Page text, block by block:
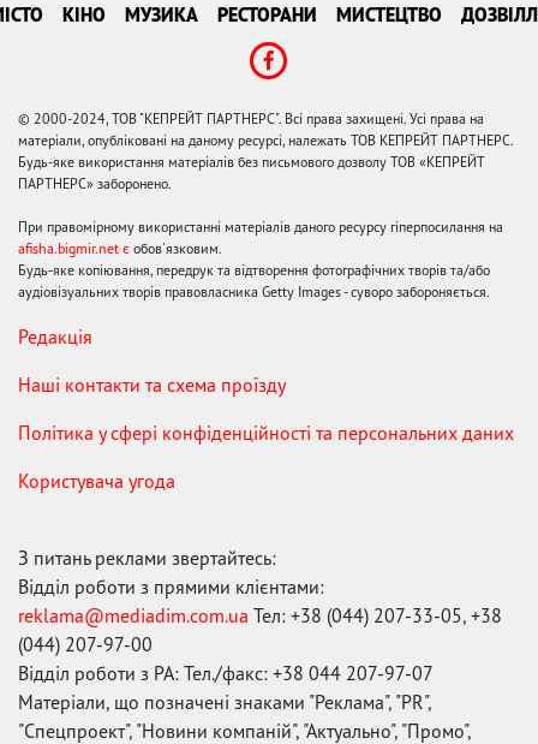
КІНО МУЗИКА РЕСТОРАНИ МИСТЕЦТВО
© 2000-2024, ТОВ "КЕПРЕЙТ ПАРТНЕРС". Всі права захищені. Усі права на
матеріали, опубліковані на даному ресурсі, належать ТОВ КЕПРЕЙТ ПАРТНЕРС.
Будь-яке використання матеріалів без письмового дозволу ТОВ «КЕПРЕЙТ
ПАРТНЕРС» заборонено.
При правомірному використанні матеріалів даного ресурсу гіперпосилання на
afisha.bigmir.net є обов'язковим.
Будь-яке копіювання, передрук та відтворення фотографічних творів та/або
аудіовізуальних творів правовласника Getty Images - суворо забороняється.
Редакція
Наші контакти та схема проїзду
Політика у сфері конфіденційності та персональних даних
Користувача угода
З питань реклами звертайтесь:
Відділ роботи з прямими клієнтами:
reklama@mediadim.com.ua Тел: +38 (044) 207-33-05, +38
(044) 207-97-00
Відділ роботи з РА: Тел./факс: +38 044 207-97-07
Матеріали, що позначені знаками "Реклама", "PR",
"Спецпроект", "Новини компаній", "Актуально", "Промо",